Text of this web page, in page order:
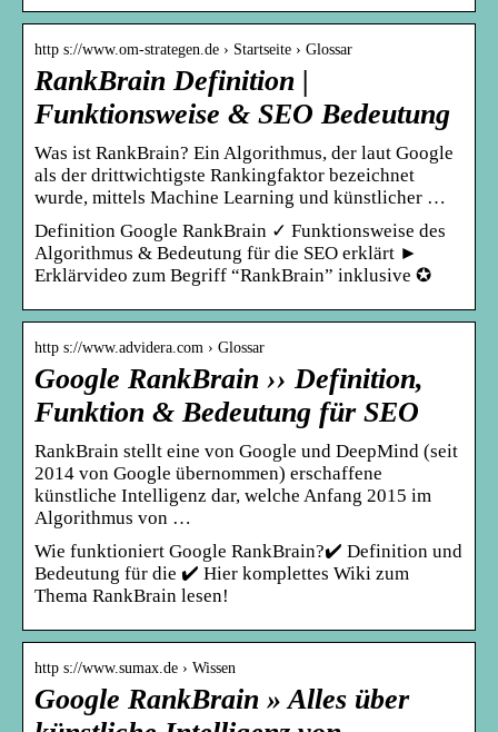
http s://www.om-strategen.de › Startseite › Glossar
RankBrain Definition |
Funktionsweise & SEO Bedeutung
Was ist RankBrain? Ein Algorithmus, der laut Google
als der drittwichtigste Rankingfaktor bezeichnet
wurde, mittels Machine Learning und künstlicher …
Definition Google RankBrain ✓ Funktionsweise des
Algorithmus & Bedeutung für die SEO erklärt ►
Erklärvideo zum Begriff “RankBrain” inklusive ✪
http s://www.advidera.com › Glossar
Google RankBrain ›› Definition,
Funktion & Bedeutung für SEO
RankBrain stellt eine von Google und DeepMind (seit
2014 von Google übernommen) erschaffene
künstliche Intelligenz dar, welche Anfang 2015 im
Algorithmus von …
Wie funktioniert Google RankBrain?✔️ Definition und
Bedeutung für die ✔️ Hier komplettes Wiki zum
Thema RankBrain lesen!
http s://www.sumax.de › Wissen
Google RankBrain » Alles über